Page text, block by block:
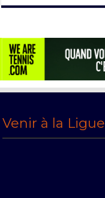
Venir à la Ligue